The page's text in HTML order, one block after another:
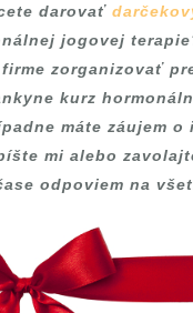
darovať
jogovej
zorganizovať
kurz
máte záujem
mi alebo
odpoviem na